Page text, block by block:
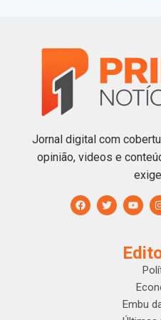
Jornal digital com
opinião, videos e
Embu